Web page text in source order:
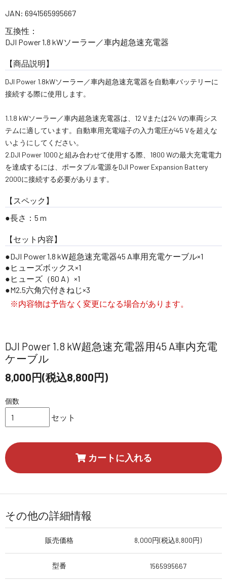
JAN: 6941565995667
互換性：
DJI Power 1.8 kWソーラー／車内超急速充電器
【商品説明】
DJI Power 1.8kWソーラー／車内超急速充電器を自動車バッテリーに
接続する際に使用します。
1.1.8 kWソーラー／車内超急速充電器は、12 Vまたは24 Vの車両シス
テムに適しています。自動車用充電端子の入力電圧が45 Vを超えな
いようにしてください。
2.DJI Power 1000と組み合わせて使用する際、1800 Wの最大充電電力
を達成するには、ポータブル電源をDJI Power Expansion Battery
2000に接続する必要があります。
【スペック】
長さ：5 m
【セット内容】
DJI Power 1.8 kW超急速充電器45 A車用充電ケーブル×1
ヒューズボックス×1
ヒューズ（60 A）×1
M2.5六角穴付きねじ×3
※内容物は予告なく変更になる場合があります。
DJI Power 1.8 kW超急速充電器用45 A車内充電
ケーブル
8,000円(税込8,800円)
個数
セット
カートに入れる
その他の詳細情報
販売価格 8,000円(税込8,800円)
型番 1565995667